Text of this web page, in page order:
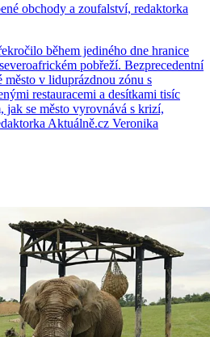
obchody a zoufalství, redaktorka
během jediného dne hranice
pobřeží. Bezprecedentní
v liduprázdnou zónu s
restauracemi a desítkami tisíc
jak se město vyrovnává s krizí,
Aktuálně.cz Veronika